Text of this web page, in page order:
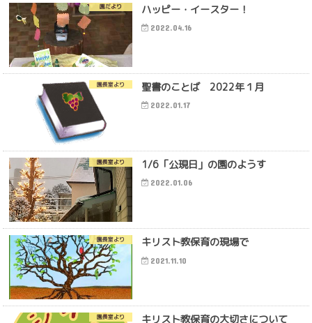
園だより ハッピー・イースター！
2022.04.16
園長室より 聖書のことば 2022年１月
2022.01.17
園長室より 1/6「公現日」の園のようす
2022.01.06
園長室より キリスト教保育の現場で
2021.11.10
園長室より キリスト教保育の大切さについて